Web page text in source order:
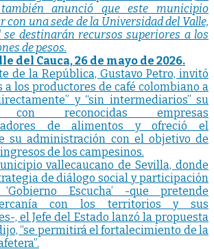
también anunció que este municipio
con una sede de la Universidad del Valle,
se destinarán recursos superiores a los
de pesos.
del Cauca, 26 de mayo de 2026.
de la República, Gustavo Petro, invitó
a los productores de café colombiano a
y “sin intermediarios” su
con reconocidas empresas
de alimentos y ofreció el
su administración con el objetivo de
de los campesinos.
vallecaucano de Sevilla, donde
de diálogo social y participación
Escucha’ -que pretende
con los territorios y sus
, el Jefe del Estado lanzó la propuesta
“se permitirá el fortalecimiento de la